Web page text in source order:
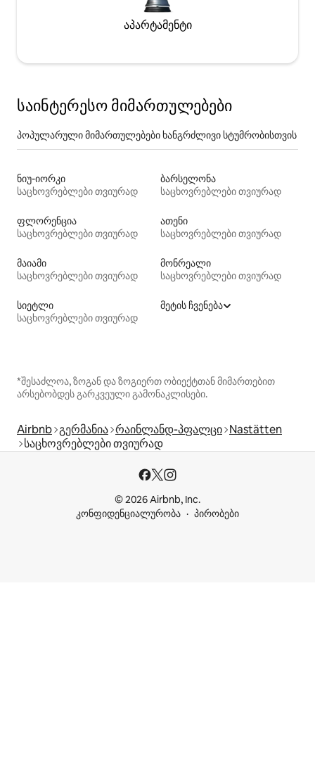
აპარტამენტი
საინტერესო მიმართულებები
პოპულარული მიმართულებები ხანგრძლივი სტუმრობისთვის
ნიუ-იორკი
საცხოვრებლები თვიურად
ბარსელონა
საცხოვრებლები თვიურად
ფლორენცია
საცხოვრებლები თვიურად
ათენი
საცხოვრებლები თვიურად
მაიამი
საცხოვრებლები თვიურად
მონრეალი
საცხოვრებლები თვიურად
სიეტლი
საცხოვრებლები თვიურად
მეტის ჩვენება
*შესაძლოა, ზოგან და ზოგიერთ ობიექტთან მიმართებით
არსებობდეს გარკვეული გამონაკლისები.
Airbnb გერმანია რაინლანდ-პფალცი Nastätten
საცხოვრებლები თვიურად
© 2026 Airbnb, Inc.
კონფიდენციალურობა
პირობები